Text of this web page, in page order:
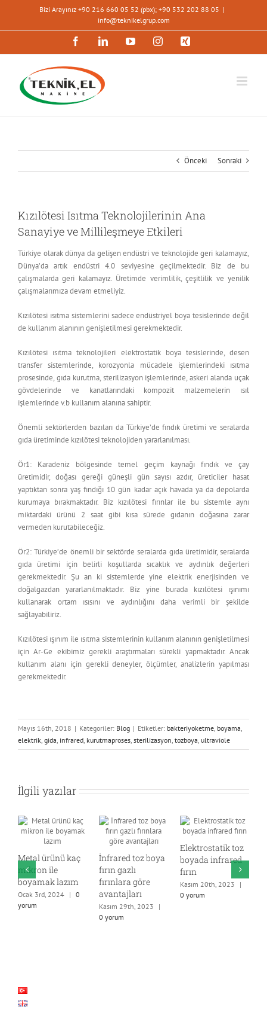
Bizi Arayınız +90 216 660 05 52 (pbx); +90 532 202 88 05 |
info@teknikelgrup.com
FacebookLinkedInYouTubeInstagramXing
Önceki Sonraki
Kızılötesi Isıtma Teknolojilerinin Ana
Sanayiye ve Millileşmeye Etkileri
Türkiye olarak dünya da gelişen endüstri ve teknolojide geri kalamayız,
Dünya’da artık endüstri 4.0 seviyesine geçilmektedir. Biz de bu
çalışmalarda geri kalamayız. Üretimde verimlilik, çeşitlilik ve yenilik
çalışmalarımıza devam etmeliyiz.
Kızılötesi ısıtma sistemlerini sadece endüstriyel boya tesislerinde değil
de kullanım alanının genişletilmesi gerekmektedir.
Kızılötesi ısıtma teknolojileri elektrostatik boya tesislerinde, desen
transfer sistemlerinde, korozyonla mücadele işlemlerindeki ısıtma
prosesinde, gıda kurutma, sterilizasyon işlemlerinde, askeri alanda uçak
gövdelerinde ve kanatlarındaki kompozit malzemelerin ısıl
işlemlerinde v.b kullanım alanına sahiptir.
Önemli sektörlerden bazıları da Türkiye’de fındık üretimi ve seralarda
gıda üretiminde kızılötesi teknolojiden yararlanılması.
Ör1: Karadeniz bölgesinde temel geçim kaynağı fındık ve çay
üretimidir, doğası gereği güneşli gün sayısı azdır, üreticiler hasat
yaptıktan sonra yaş fındığı 10 gün kadar açık havada ya da depolarda
kurumaya bırakmaktadır. Biz kızılötesi fırınlar ile bu sistemle aynı
miktardaki ürünü 2 saat gibi kısa sürede gıdanın doğasına zarar
vermeden kurutabileceğiz.
Ör2: Türkiye’de önemli bir sektörde seralarda gıda üretimidir, seralarda
gıda üretimi için belirli koşullarda sıcaklık ve aydınlık değerleri
gerekmektedir. Şu an ki sistemlerde yine elektrik enerjisinden ve
doğalgazdan yararlanılmaktadır. Biz yine burada kızılötesi ışınımı
kullanarak ortam ısısını ve aydınlığını daha verimli bir şekilde
sağlayabiliriz.
Kızılötesi ışınım ile ısıtma sistemlerinin kullanım alanının genişletilmesi
için Ar-Ge ekibimiz gerekli araştırmaları sürekli yapmaktadır. Ancak
kullanım alanı için gerekli deneyler, ölçümler, analizlerin yapılması
gerekmektedir.
Mayıs 16th, 2018 | Kategoriler: Blog | Etiketler: bakteriyoketme, boyama,
elektrik, gida, infrared, kurutmaproses, sterilizasyon, tozboya, ultraviole
İlgili yazılar
Metal ürünü kaç
mikron ile
boyamak lazım
Ocak 3rd, 2024 | 0
yorum
İnfrared toz boya
fırın gazlı
fırınlara göre
avantajları
Kasım 29th, 2023
|
0 yorum
Elektrostatik toz
boyada infrared
fırın
Kasım 20th, 2023
|
0 yorum